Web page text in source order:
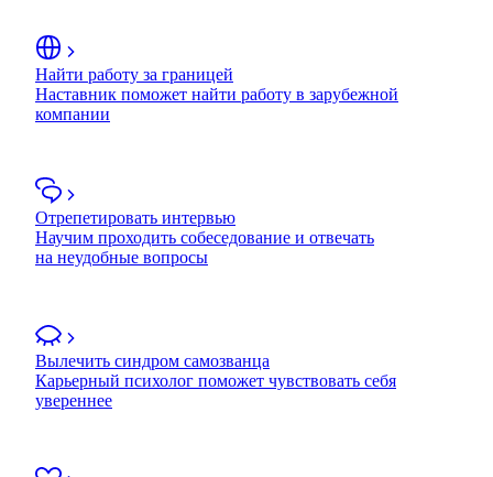
Найти работу за границей
Наставник поможет найти работу в зарубежной
компании
Отрепетировать интервью
Научим проходить собеседование и отвечать
на неудобные вопросы
Вылечить синдром самозванца
Карьерный психолог поможет чувствовать себя
увереннее